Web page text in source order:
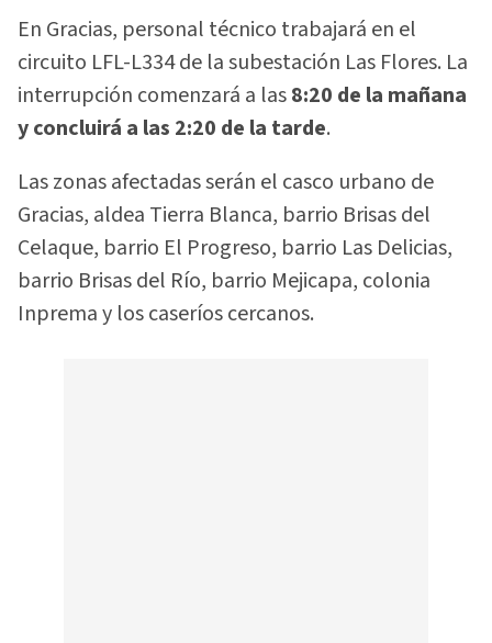
En Gracias, personal técnico trabajará en el
circuito LFL-L334 de la subestación Las Flores. La
interrupción comenzará a las8:20 de la mañana
y concluirá a las 2:20 de la tarde.
Las zonas afectadas serán el casco urbano de
Gracias, aldea Tierra Blanca, barrio Brisas del
Celaque, barrio El Progreso, barrio Las Delicias,
barrio Brisas del Río, barrio Mejicapa, colonia
Inprema y los caseríos cercanos.